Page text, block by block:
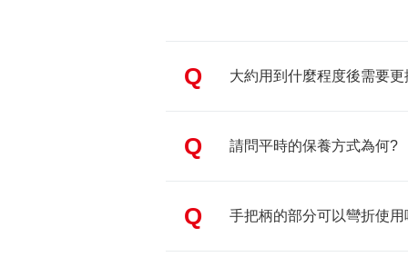
Q 大約用到什麼程度後需要
Q 請問平時的保養方式為何?
Q 手把柄的部分可以彎折使用